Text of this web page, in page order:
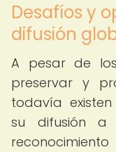
Desafíos y
difusión
A pesar de
preservar y
todavía
su difusión